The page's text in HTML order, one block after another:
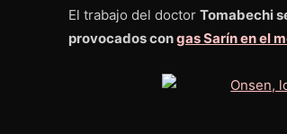
El trabajo del doctorTomabechi
provocados congas Sarín en el